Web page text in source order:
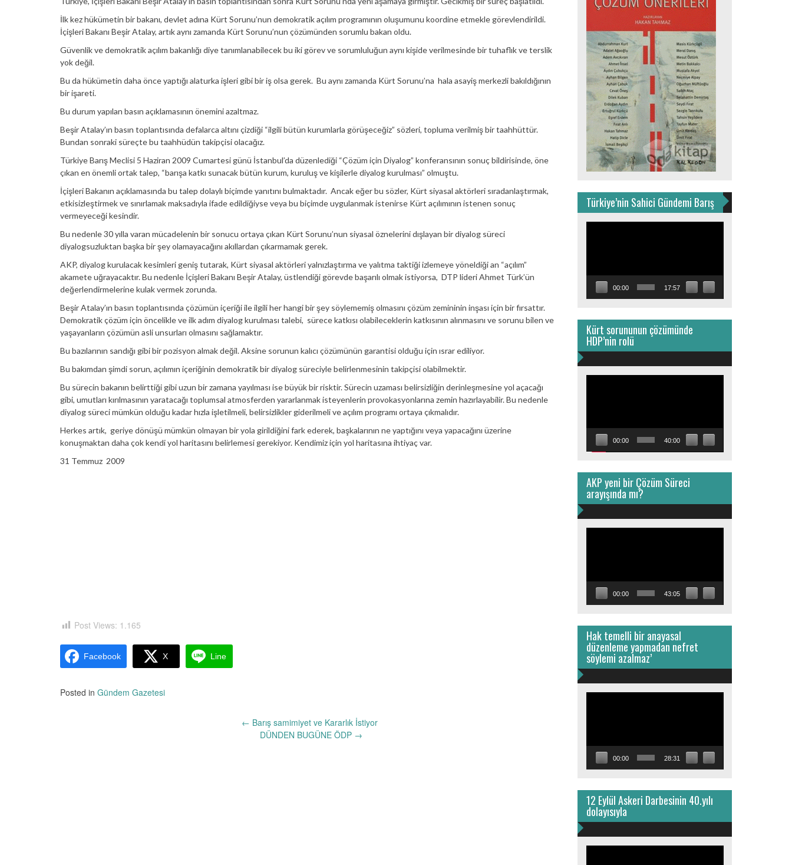
İlk kez hükümetin bir bakanı, devlet adına Kürt Sorunu’nun demokratik açılım programının oluşumunu koordine etmekle görevlendirildi.
İçişleri Bakanı Beşir Atalay, artık aynı zamanda Kürt Sorunu’nun çözümünden sorumlu bakan oldu.
Güvenlik ve demokratik açılım bakanlığı diye tanımlanabilecek bu iki görev ve sorumluluğun aynı kişide verilmesinde bir tuhaflık ve terslik
yok değil.
Bu da hükümetin daha önce yaptığı alaturka işleri gibi bir iş olsa gerek. Bu aynı zamanda Kürt Sorunu’na hala asayiş merkezli bakıldığının
bir işareti.
Bu durum yapılan basın açıklamasının önemini azaltmaz.
Beşir Atalay’ın basın toplantısında defalarca altını çizdiği “ilgili bütün kurumlarla görüşeceğiz” sözleri, topluma verilmiş bir taahhüttür.
Bundan sonraki süreçte bu taahhüdün takipçisi olacağız.
Türkiye Barış Meclisi 5 Haziran 2009 Cumartesi günü İstanbul’da düzenlediği “Çözüm için Diyalog” konferansının sonuç bildirisinde, öne
çıkan en önemli ortak talep, “barışa katkı sunacak bütün kurum, kuruluş ve kişilerle diyalog kurulması” olmuştu.
İçişleri Bakanın açıklamasında bu talep dolaylı biçimde yanıtını bulmaktadır. Ancak eğer bu sözler, Kürt siyasal aktörleri sıradanlaştırmak,
etkisizleştirmek ve sınırlamak maksadıyla ifade edildiğiyse veya bu biçimde uygulanmak istenirse Kürt açılımının istenen sonuç
vermeyeceği kesindir.
Bu nedenle 30 yılla varan mücadelenin bir sonucu ortaya çıkan Kürt Sorunu’nun siyasal öznelerini dışlayan bir diyalog süreci
diyalogsuzluktan başka bir şey olamayacağını akıllardan çıkarmamak gerek.
AKP, diyalog kurulacak kesimleri geniş tutarak, Kürt siyasal aktörleri yalnızlaştırma ve yalıtma taktiği izlemeye yöneldiği an “açılım”
akamete uğrayacaktır. Bu nedenle İçişleri Bakanı Beşir Atalay, üstlendiği görevde başarılı olmak istiyorsa, DTP lideri Ahmet Türk’ün
değerlendirmelerine kulak vermek zorunda.
Beşir Atalay’ın basın toplantısında çözümün içeriği ile ilgili her hangi bir şey söylememiş olmasını çözüm zemininin inşası için bir fırsattır.
Demokratik çözüm için öncelikle ve ilk adım diyalog kurulması talebi, sürece katkısı olabileceklerin katkısının alınmasını ve sorunu bilen ve
yaşayanların çözümün asli unsurları olmasını sağlamaktır.
Bu bazılarının sandığı gibi bir pozisyon almak değil. Aksine sorunun kalıcı çözümünün garantisi olduğu için ısrar ediliyor.
Bu bakımdan şimdi sorun, açılımın içeriğinin demokratik bir diyalog süreciyle belirlenmesinin takipçisi olabilmektir.
Bu sürecin bakanın belirttiği gibi uzun bir zamana yayılması ise büyük bir risktir. Sürecin uzaması belirsizliğin derinleşmesine yol açacağı
gibi, umutları kırılmasının yaratacağı toplumsal atmosferden yararlanmak isteyenlerin provokasyonlarına zemin hazırlayabilir. Bu nedenle
diyalog süreci mümkün olduğu kadar hızla işletilmeli, belirsizlikler giderilmeli ve açılım programı ortaya çıkmalıdır.
Herkes artık, geriye dönüşü mümkün olmayan bir yola girildiğini fark ederek, başkalarının ne yaptığını veya yapacağını üzerine
konuşmaktan daha çok kendi yol haritasını belirlemesi gerekiyor. Kendimiz için yol haritasına ihtiyaç var.
31 Temmuz 2009
Post Views: 1.165
Facebook X Line
Posted in Gündem Gazetesi
← Barış samimiyet ve Kararlık İstiyor
DÜNDEN BUGÜNE ÖDP →
Türkiye’nin Sahici Gündemi Barış
00:00 17:57
Kürt sorununun çözümünde
HDP’nin rolü
00:00 40:00
AKP yeni bir Çözüm Süreci
arayışında mı?
00:00 43:05
Hak temelli bir anayasal
düzenleme yapmadan nefret
söylemi azalmaz’
00:00 28:31
12 Eylül Askeri Darbesinin 40.yılı
dolayısıyla